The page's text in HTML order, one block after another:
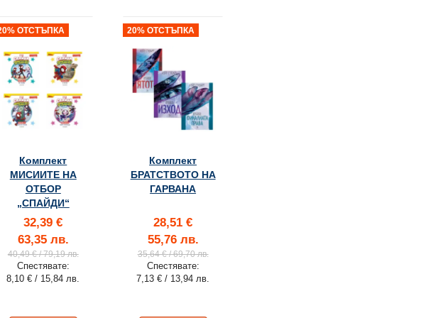
ОТСТЪПКА
Комплект
МИСИИТЕ НА
ОТБОР
„СПАЙДИ“
32,39 €
63,35 лв.
40,49 €/ 79,19 лв.
Спестявате:
8,10 €/ 15,84 лв.
20% ОТСТЪПКА
Комплект
БРАТСТВОТО НА
ГАРВАНА
28,51 €
55,76 лв.
35,64 €/ 69,70 лв.
Спестявате:
7,13 €/ 13,94 лв.